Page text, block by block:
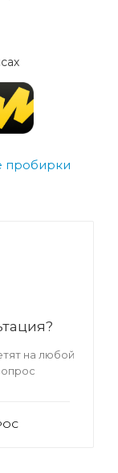
пробирки
на любой